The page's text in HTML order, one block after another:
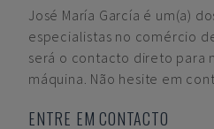
José María García é um(a)
especialistas no comércio
será o contacto direto para
máquina. Não hesite em
ENTRE EM CONTACTO